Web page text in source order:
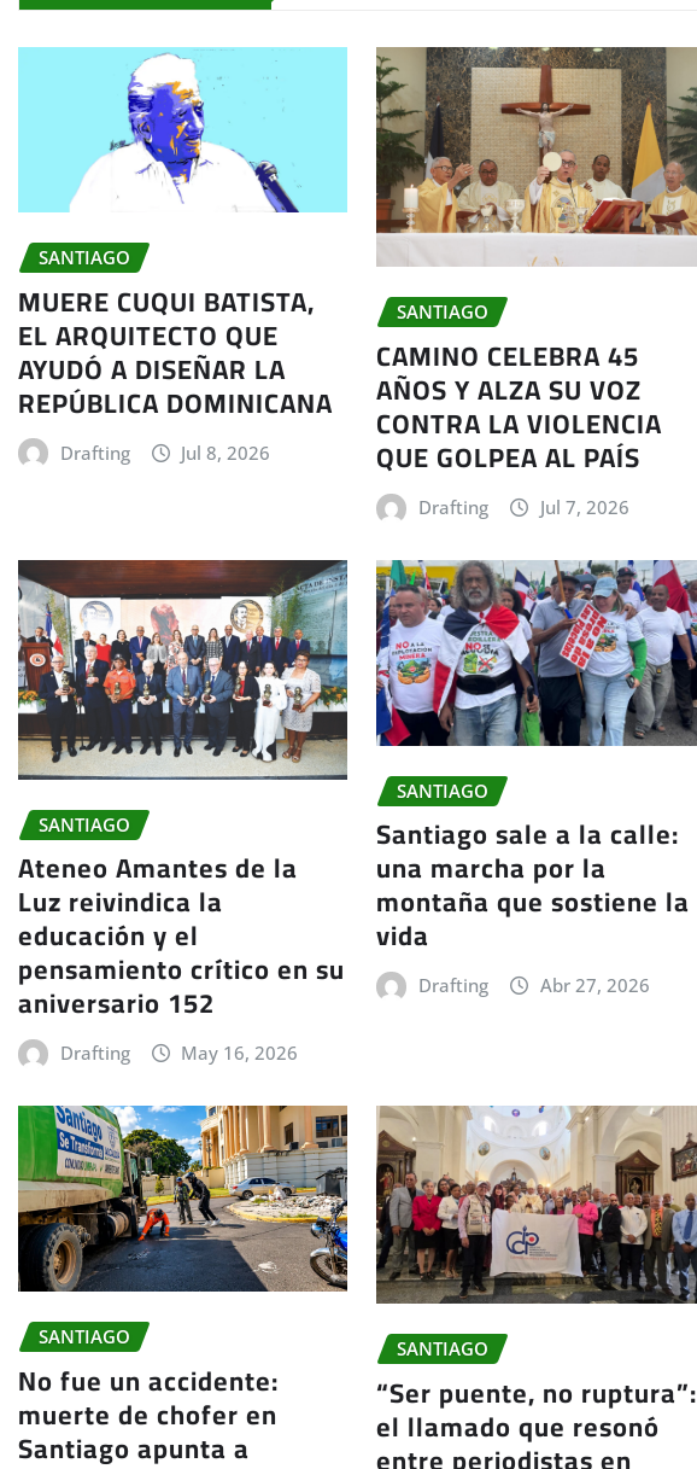
SANTIAGO
MUERE CUQUI BATISTA,
EL ARQUITECTO QUE
AYUDÓ A DISEÑAR LA
REPÚBLICA DOMINICANA
Drafting Jul 8, 2026
SANTIAGO
CAMINO CELEBRA 45
AÑOS Y ALZA SU VOZ
CONTRA LA VIOLENCIA
QUE GOLPEA AL PAÍS
Drafting Jul 7, 2026
SANTIAGO
Ateneo Amantes de la
Luz reivindica la
educación y el
pensamiento crítico en su
aniversario 152
Drafting May 16, 2026
SANTIAGO
Santiago sale a la calle:
una marcha por la
montaña que sostiene la
vida
Drafting Abr 27, 2026
SANTIAGO
No fue un accidente:
muerte de chofer en
Santiago apunta a
SANTIAGO
“Ser puente, no ruptura”:
el llamado que resonó